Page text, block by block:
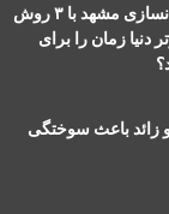
چگونه در بهترین مرکز جوانسازی مشهد با ۳ روش
زمان را برای
زائد باعث سوختگی